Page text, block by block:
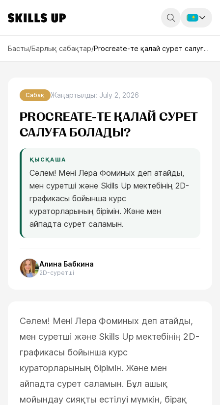
Беларусь
Басты/Барлық сабақтар/ Procreate-те қалай сурет салуға болады?
Сабақ Жаңартылды: July 2, 2026
PROCREATE-ТЕ ҚАЛАЙ СУРЕТ
САЛУҒА БОЛАДЫ?
ҚЫСҚАША
Сәлем! Мені Лера Фоминых деп атайды,
мен суретші және Skills Up мектебінің 2D-
графикасы бойынша курс
кураторларының бірімін. Және мен
айпадта сурет саламын.
Алина Бабкина
2D-суретші
Сәлем! Мені Лера Фоминых деп атайды,
мен суретші және Skills Up мектебінің 2D-
графикасы бойынша курс
кураторларының бірімін. Және мен
айпадта сурет саламын. Бұл ашық
мойындау сияқты естілуі мүмкін, бірақ